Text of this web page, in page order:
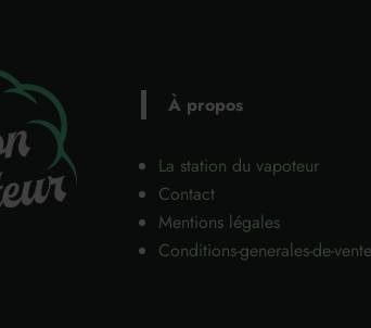
À propos
La station du vapoteur
Contact
Mentions légales
Conditions-generales-de-vente